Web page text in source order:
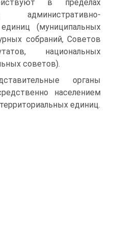
в пределах
административно-
(муниципальных
собраний, Советов
национальных
советов).
органы
населением
единиц.